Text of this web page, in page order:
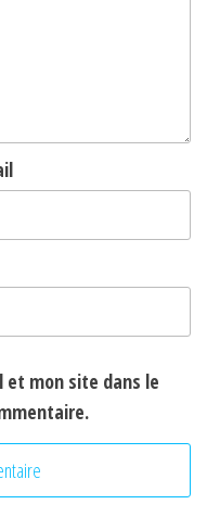
et mon site dans le